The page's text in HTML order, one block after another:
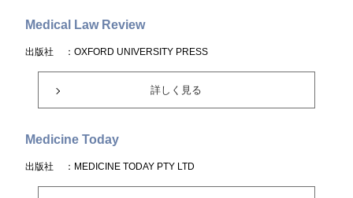
Medical Law Review
出版社 ：OXFORD UNIVERSITY PRESS
詳しく見る
Medicine Today
出版社 ：MEDICINE TODAY PTY LTD